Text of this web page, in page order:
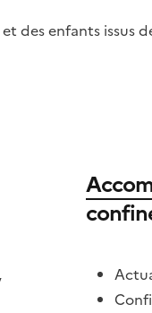
des enfants issus